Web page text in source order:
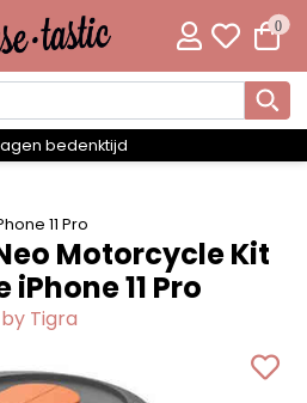
0
300 unieke designs
11 Pro
Motorcycle Kit
11 Pro
by Tigra